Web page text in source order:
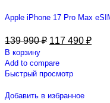
Apple iPhone 17 Pro Max
139 990₽ 117 490 ₽
В корзину
Add to compare
Быстрый просмотр
Добавить в избранное